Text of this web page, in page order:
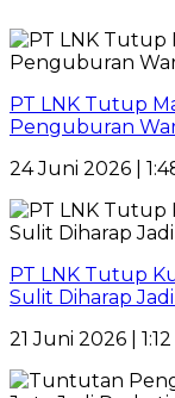
PT LNK Tutup
Penguburan
24 Juni 2026 |
PT LNK Tutup
Sulit Diharap
21 Juni 2026 |